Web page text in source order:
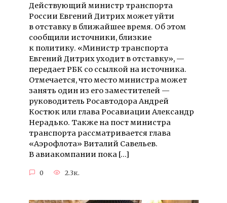
Действующий министр транспорта
России Евгений Дитрих может уйти
в отставку в ближайшее время. Об этом
сообщили источники, близкие
к политику. «Министр транспорта
Евгений Дитрих уходит в отставку», —
передает РБК со ссылкой на источника.
Отмечается, что место министра может
занять один из его заместителей —
руководитель Росавтодора Андрей
Костюк или глава Росавиации Александр
Нерадько. Также на пост министра
транспорта рассматривается глава
«Аэрофлота» Виталий Савельев.
В авиакомпании пока […]
0 2.3к.